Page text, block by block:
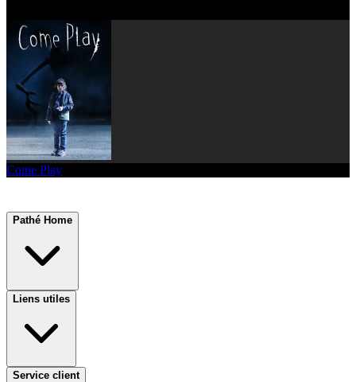
Come Play
Pathé Home
Liens utiles
Service client